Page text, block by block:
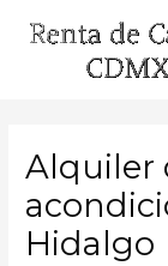
Alquiler
Hidalgo